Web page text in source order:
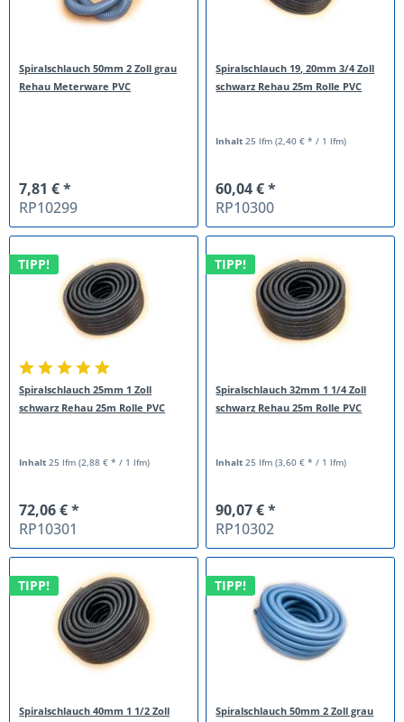
Spiralschlauch 50mm 2 Zoll grau
Rehau Meterware PVC
7,81 € *
RP10299
Spiralschlauch 19, 20mm 3/4 Zoll
schwarz Rehau 25m Rolle PVC
Inhalt25 lfm(2,40 € * / 1 lfm)
60,04 € *
RP10300
TIPP!
Spiralschlauch 25mm 1 Zoll
schwarz Rehau 25m Rolle PVC
Inhalt25 lfm(2,88 € * / 1 lfm)
72,06 € *
RP10301
TIPP!
Spiralschlauch 32mm 1 1/4 Zoll
schwarz Rehau 25m Rolle PVC
Inhalt25 lfm(3,60 € * / 1 lfm)
90,07 € *
RP10302
TIPP!
Spiralschlauch 40mm 1 1/2 Zoll
TIPP!
Spiralschlauch 50mm 2 Zoll grau